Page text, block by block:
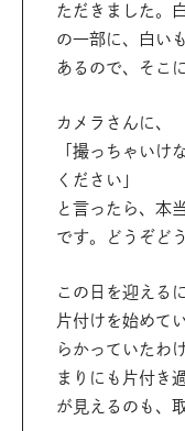
ただきました。
の一部に、白い
あるので、そこ
カメラさんに、
「撮っちゃいけ
ください」
と言ったら、本
です。どうぞどう
この日を迎える
片付けを始めて
らかっていたわ
まりにも片付き
が見えるのも、